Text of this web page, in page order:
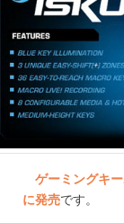
ゲーミングキ
に発売です。